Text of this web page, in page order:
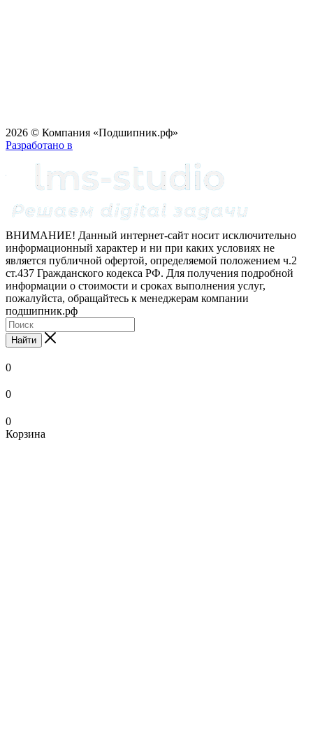
2026 © Компания «Подшипник.рф»
Разработано в
ВНИМАНИЕ! Данный интернет-сайт носит исключительно
информационный характер и ни при каких условиях не
является публичной офертой, определяемой положением ч.2
ст.437 Гражданского кодекса РФ. Для получения подробной
информации о стоимости и сроках выполнения услуг,
пожалуйста, обращайтесь к менеджерам компании
подшипник.рф
Найти
0
0
0
Корзина